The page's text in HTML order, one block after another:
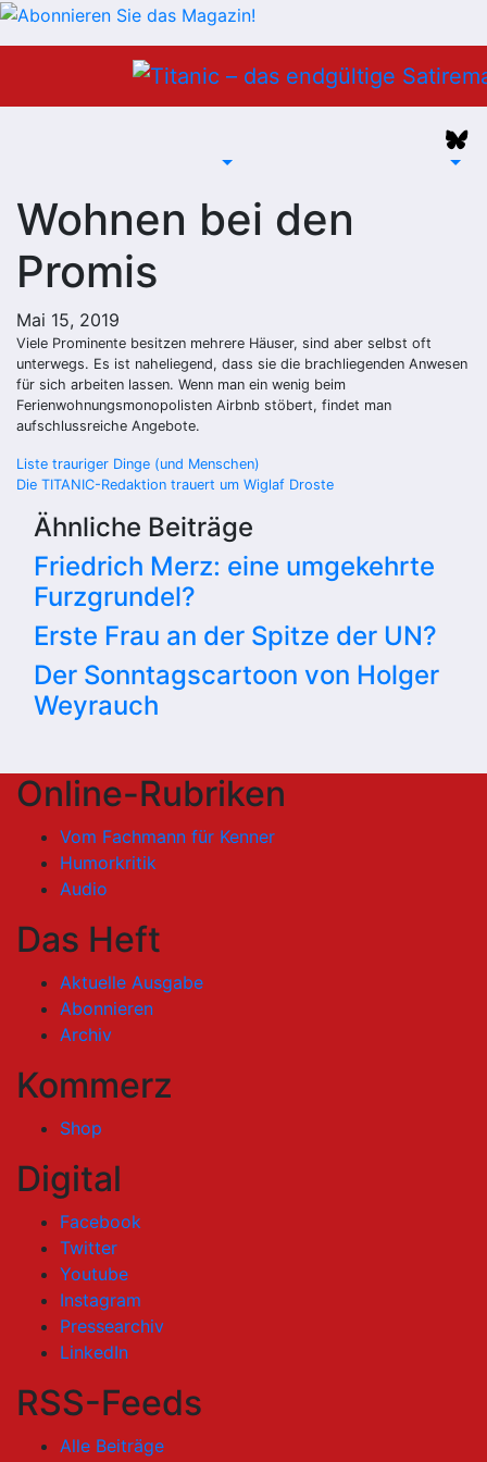
Wohnen bei den
Promis
Mai 15, 2019
Viele Prominente besitzen mehrere Häuser, sind aber selbst oft
unterwegs. Es ist naheliegend, dass sie die brachliegenden Anwesen
für sich arbeiten lassen. Wenn man ein wenig beim
Ferienwohnungsmonopolisten Airbnb stöbert, findet man
aufschlussreiche Angebote.
Beitragsnavigation
Liste trauriger Dinge (und Menschen)
Die TITANIC-Redaktion trauert um Wiglaf Droste
Ähnliche Beiträge
Friedrich Merz: eine umgekehrte
Furzgrundel?
Erste Frau an der Spitze der UN?
Der Sonntagscartoon von Holger
Weyrauch
Online-Rubriken
Vom Fachmann für Kenner
Humorkritik
Audio
Das Heft
Aktuelle Ausgabe
Abonnieren
Archiv
Kommerz
Shop
Digital
Facebook
Twitter
Youtube
Instagram
Pressearchiv
LinkedIn
RSS-Feeds
Alle Beiträge